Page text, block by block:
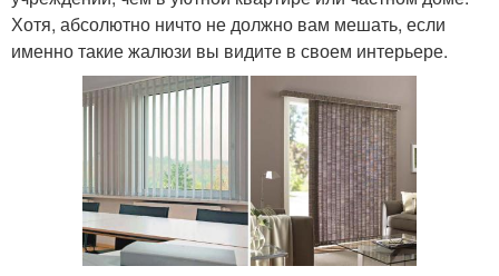
Хотя, абсолютно ничто не должно вам мешать, если
именно такие жалюзи вы видите в своем интерьере.